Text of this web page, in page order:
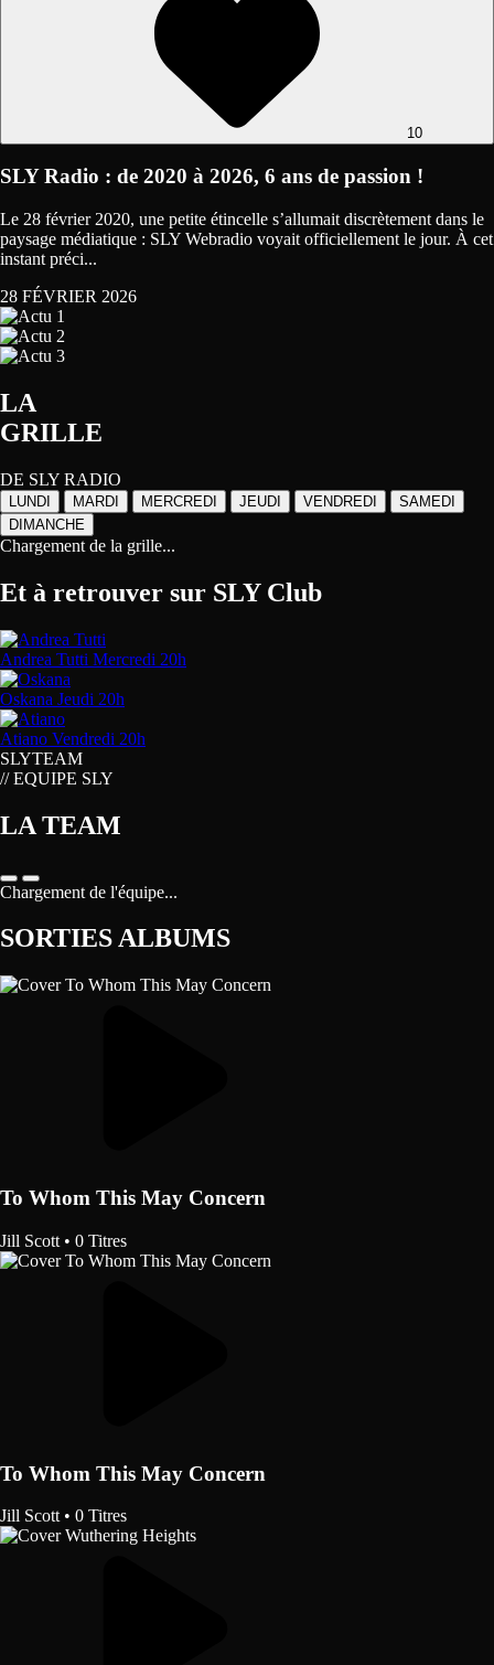
10
SLY Radio : de 2020 à 2026, 6 ans de passion !
Le 28 février 2020, une petite étincelle s’allumait discrètement dans le
paysage médiatique : SLY Webradio voyait officiellement le jour. À cet
instant préci...
28 FÉVRIER 2026
LA
GRILLE
DE SLY RADIO
LUNDI MARDI MERCREDI JEUDI VENDREDI
SAMEDI
DIMANCHE
Chargement de la grille...
Et à retrouver sur SLY Club
Andrea Tutti Mercredi 20h
Oskana Jeudi 20h
Atiano Vendredi 20h
SLYTEAM
// EQUIPE SLY
LA TEAM
Chargement de l'équipe...
SORTIES ALBUMS
To Whom This May Concern
Jill Scott • 0 Titres
To Whom This May Concern
Jill Scott • 0 Titres